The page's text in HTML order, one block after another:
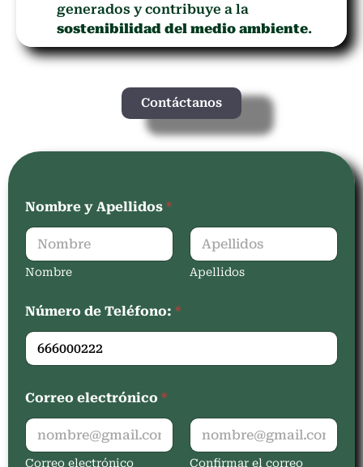
generados y contribuye a la
sostenibilidad del medio ambiente.
Contáctanos
Nombre y Apellidos *
Nombre Apellidos
Número de Teléfono: *
Correo electrónico *
Correo electrónico
Confirmar el correo